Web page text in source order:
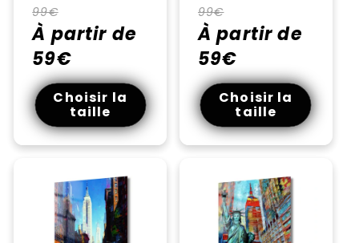
Prix
habituel
99€
promotionnel
À partir de
59€
Choisir la
taille
Prix
habituel
99€
promotionnel
À partir de
59€
Choisir la
taille